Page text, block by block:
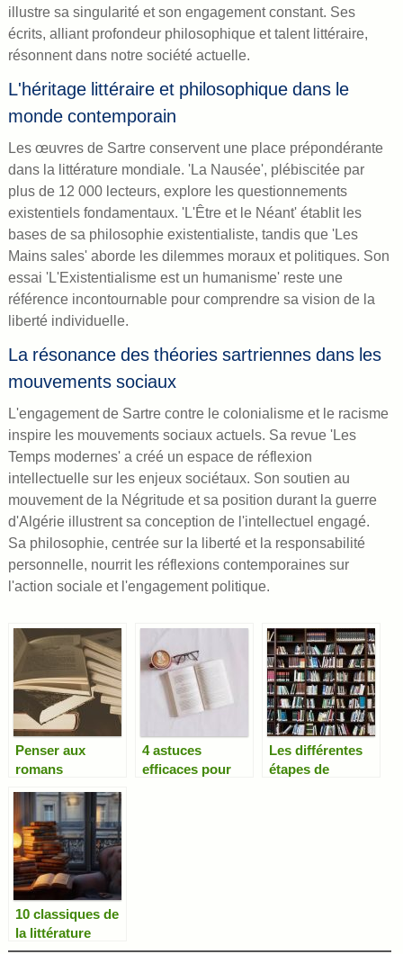
illustre sa singularité et son engagement constant. Ses
écrits, alliant profondeur philosophique et talent littéraire,
résonnent dans notre société actuelle.
L'héritage littéraire et philosophique dans le
monde contemporain
Les œuvres de Sartre conservent une place prépondérante
dans la littérature mondiale. 'La Nausée', plébiscitée par
plus de 12 000 lecteurs, explore les questionnements
existentiels fondamentaux. 'L'Être et le Néant' établit les
bases de sa philosophie existentialiste, tandis que 'Les
Mains sales' aborde les dilemmes moraux et politiques. Son
essai 'L'Existentialisme est un humanisme' reste une
référence incontournable pour comprendre sa vision de la
liberté individuelle.
La résonance des théories sartriennes dans les
mouvements sociaux
L'engagement de Sartre contre le colonialisme et le racisme
inspire les mouvements sociaux actuels. Sa revue 'Les
Temps modernes' a créé un espace de réflexion
intellectuelle sur les enjeux sociétaux. Son soutien au
mouvement de la Négritude et sa position durant la guerre
d'Algérie illustrent sa conception de l'intellectuel engagé.
Sa philosophie, centrée sur la liberté et la responsabilité
personnelle, nourrit les réflexions contemporaines sur
l'action sociale et l'engagement politique.
Penser aux
romans
votre
développement
intellectuel.
4 astuces
efficaces pour
Les différentes
étapes de
10 classiques de
la littérature